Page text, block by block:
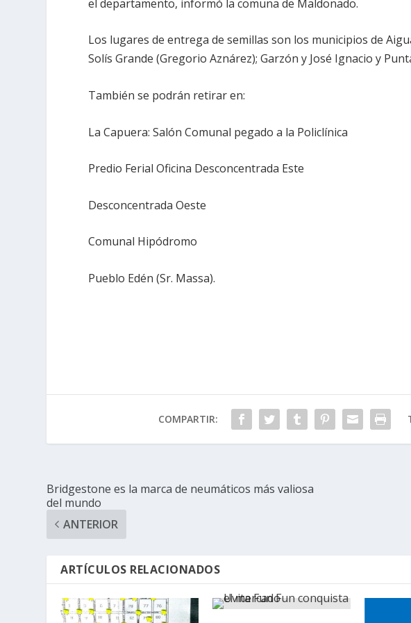
el departamento, informó la comuna de Maldonado.
Los lugares de entrega de semillas son los municipios de
Solís Grande (Gregorio Aznárez); Garzón y José Ignacio y
También se podrán retirar en:
La Capuera: Salón Comunal pegado a la Policlínica
Predio Ferial Oficina Desconcentrada Este
Desconcentrada Oeste
Comunal Hipódromo
Pueblo Edén (Sr. Massa).
COMPARTIR:
Bridgestone es la marca de neumáticos más valiosa
del mundo
ANTERIOR
ARTÍCULOS RELACIONADOS